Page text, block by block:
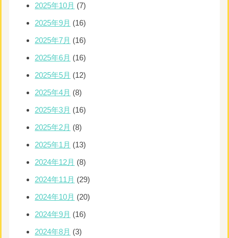
2025年10月 (7)
2025年9月 (16)
2025年7月 (16)
2025年6月 (16)
2025年5月 (12)
2025年4月 (8)
2025年3月 (16)
2025年2月 (8)
2025年1月 (13)
2024年12月 (8)
2024年11月 (29)
2024年10月 (20)
2024年9月 (16)
2024年8月 (3)